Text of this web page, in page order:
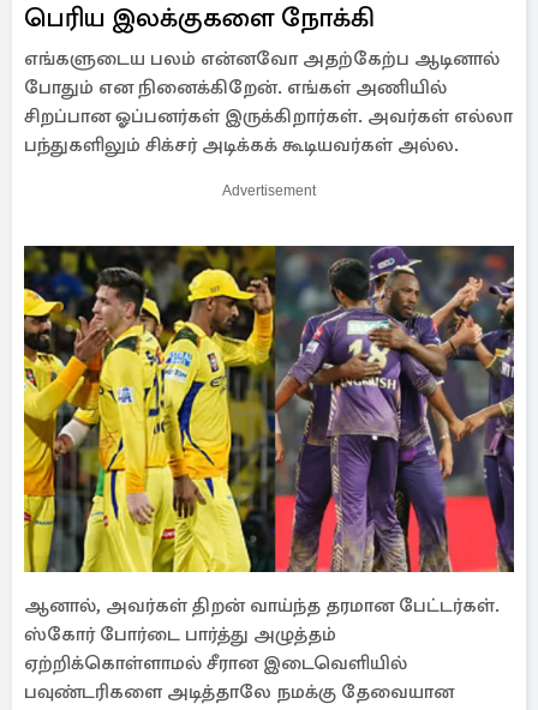
பெரிய இலக்குகளை நோக்கி
எங்களுடைய பலம் என்னவோ அதற்கேற்ப ஆடினால்
போதும் என நினைக்கிறேன். எங்கள் அணியில்
சிறப்பான ஓப்பனர்கள் இருக்கிறார்கள். அவர்கள் எல்லா
பந்துகளிலும் சிக்சர் அடிக்கக் கூடியவர்கள் அல்ல.
Advertisement
ஆனால், அவர்கள் திறன் வாய்ந்த தரமான பேட்டர்கள்.
ஸ்கோர் போர்டை பார்த்து அழுத்தம்
ஏற்றிக்கொள்ளாமல் சீரான இடைவெளியில்
பவுண்டரிகளை அடித்தாலே நமக்கு தேவையான